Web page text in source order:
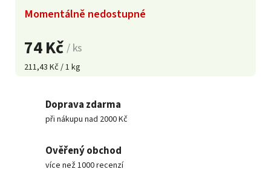
74 Kč/ ks
211,43 Kč / 1 kg
Momentálně nedostupné
Doprava zdarma
při nákupu nad 2000 Kč
Ověřený obchod
více než 1000 recenzí